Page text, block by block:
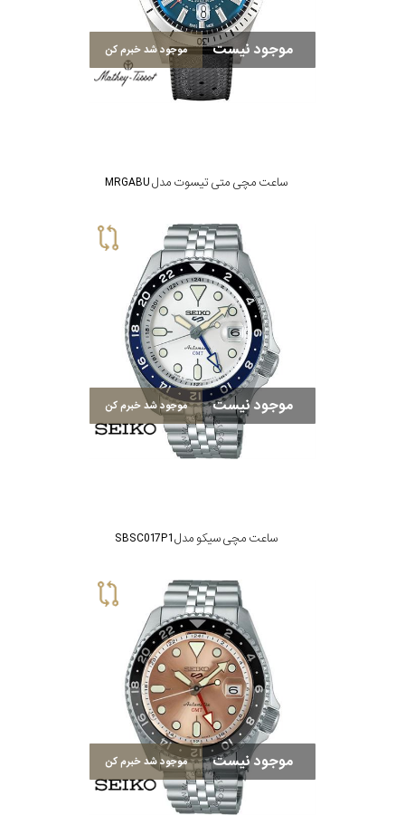
موجود نیست موجود شد خبرم کن
ساعت مچی متی تیسوت مدل MRGABU
موجود نیست موجود شد خبرم کن
ساعت مچی سیکو مدل SBSC017P1
موجود نیست موجود شد خبرم کن